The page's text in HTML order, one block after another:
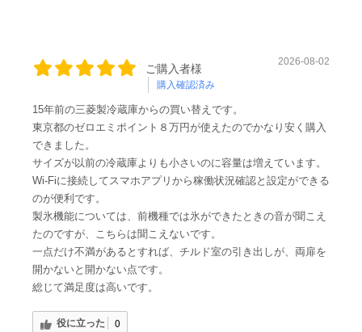
ご購入者様
購入確認済み
2026-08-02
15年前の三菱製冷蔵庫からの買い替えです。
東京都のゼロエミポイント８万円が使えたのでかなり安く購入
できました。
サイズが以前の冷蔵庫よりも小さいのに容量は増えています。
Wi-Fiに接続してスマホアプリから稼働状況確認と設定ができる
のが便利です。
製氷機能については、前機種では氷ができたときの音が聞こえ
たのですが、こちらは聞こえないです。
一点だけ不満があるとすれば、チルド室の引き出しが、両扉を
開かないと開かない点です。
総じて満足度は高いです。
役に立った 0